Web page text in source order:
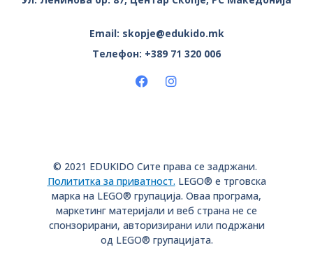
Email: skopje@edukido.mk
Телефон: +389 71 320 006
© 2021 EDUKIDO Сите права се задржани.
Полититка за приватност. LEGO® е трговска
марка на LEGO® групација. Оваа програма,
маркетинг материјали и веб страна не се
спонзорирани, aвторизирани или подржани
од LEGO® групацијата.